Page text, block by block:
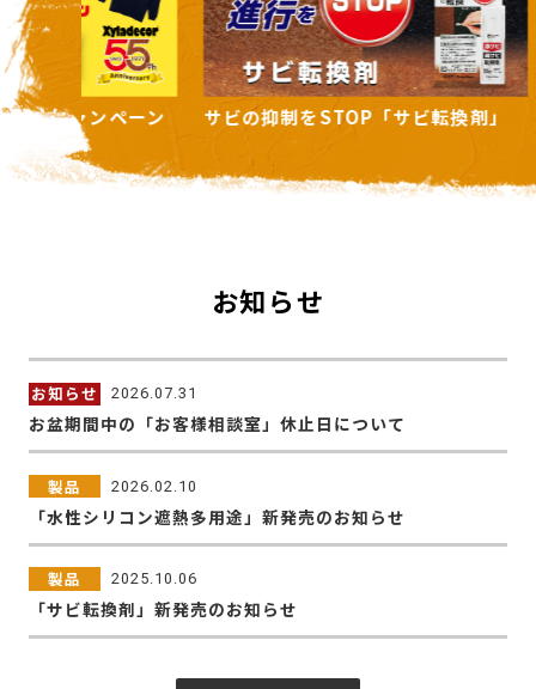
ーン サビの抑制をSTOP「サビ転換剤」
住まいの
お知らせ
お知らせ 2026.07.31
お盆期間中の「お客様相談室」休止日について
製品 2026.02.10
「水性シリコン遮熱多用途」新発売のお知らせ
製品 2025.10.06
「サビ転換剤」新発売のお知らせ